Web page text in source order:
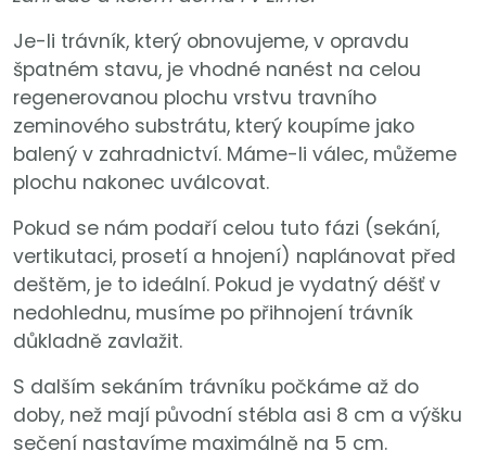
Je-li trávník, který obnovujeme, v opravdu
špatném stavu, je vhodné nanést na celou
regenerovanou plochu vrstvu travního
zeminového substrátu, který koupíme jako
balený v zahradnictví. Máme-li válec, můžeme
plochu nakonec uválcovat.
Pokud se nám podaří celou tuto fázi (sekání,
vertikutaci, prosetí a hnojení) naplánovat před
deštěm, je to ideální. Pokud je vydatný déšť v
nedohlednu, musíme po přihnojení trávník
důkladně zavlažit.
S dalším sekáním trávníku počkáme až do
doby, než mají původní stébla asi 8 cm a výšku
sečení nastavíme maximálně na 5 cm.